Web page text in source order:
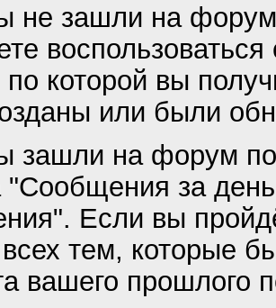
не зашли на
которой вы
или были
зашли на форум
"Сообщения за
Если вы
всех тем, которые
вашего прошлого